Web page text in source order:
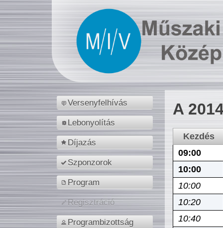
Versenyfelhívás
Lebonyolítás
Díjazás
Szponzorok
Program
Regisztráció
Programbizottság
A
Kezdés
09:00
10:00
10:00
10:20
10:40